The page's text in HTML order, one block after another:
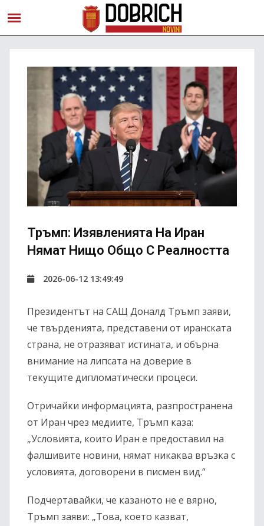
Тръмп: Изявленията На Иран
Нямат Нищо Общо С Реалността
2026-06-12 13:49:49
Президентът на САЩ Доналд Тръмп заяви,
че твърденията, представени от иранската
страна, не отразяват истината, и обърна
внимание на липсата на доверие в
текущите дипломатически процеси.
Отричайки информацията, разпространена
от Иран чрез медиите, Тръмп каза:
„Условията, които Иран е предоставил на
фалшивите новини, нямат никаква връзка с
условията, договорени в писмен вид.“
Подчертавайки, че казаното не е вярно,
Тръмп заяви: „Това, което казват,